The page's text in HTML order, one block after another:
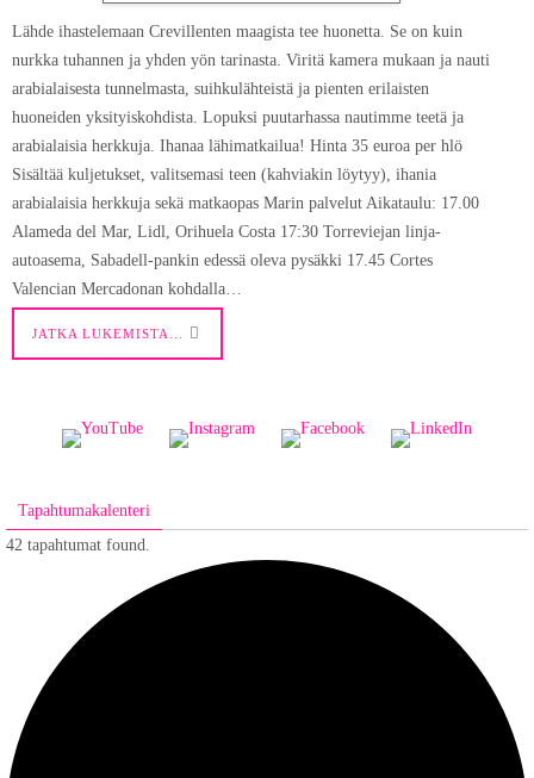
Lähde ihastelemaan Crevillenten maagista tee huonetta. Se on kuin
nurkka tuhannen ja yhden yön tarinasta. Viritä kamera mukaan ja nauti
arabialaisesta tunnelmasta, suihkulähteistä ja pienten erilaisten
huoneiden yksityiskohdista. Lopuksi puutarhassa nautimme teetä ja
arabialaisia herkkuja. Ihanaa lähimatkailua! Hinta 35 euroa per hlö
Sisältää kuljetukset, valitsemasi teen (kahviakin löytyy), ihania
arabialaisia herkkuja sekä matkaopas Marin palvelut Aikataulu: 17.00
Alameda del Mar, Lidl, Orihuela Costa 17:30 Torreviejan linja-
autoasema, Sabadell-pankin edessä oleva pysäkki 17.45 Cortes
Valencian Mercadonan kohdalla…
JATKA LUKEMISTA…
Tapahtumakalenteri
42 tapahtumat found.